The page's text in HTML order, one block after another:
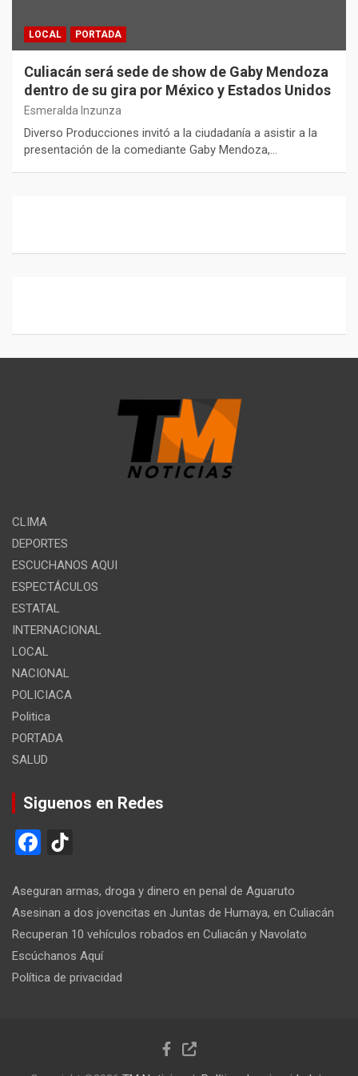
LOCAL PORTADA
Culiacán será sede de show de Gaby Mendoza
dentro de su gira por México y Estados Unidos
Esmeralda Inzunza
Diverso Producciones invitó a la ciudadanía a asistir a la
presentación de la comediante Gaby Mendoza,…
CLIMA
DEPORTES
ESCUCHANOS AQUI
ESPECTÁCULOS
ESTATAL
INTERNACIONAL
LOCAL
NACIONAL
POLICIACA
Politica
PORTADA
SALUD
Siguenos en Redes
F
ce
b
o
o
T
o
k
Aseguran armas, droga y dinero en penal de Aguaruto
Asesinan a dos jovencitas en Juntas de Humaya, en Culiacán
Recuperan 10 vehículos robados en Culiacán y Navolato
Escúchanos Aquí
Política de privacidad